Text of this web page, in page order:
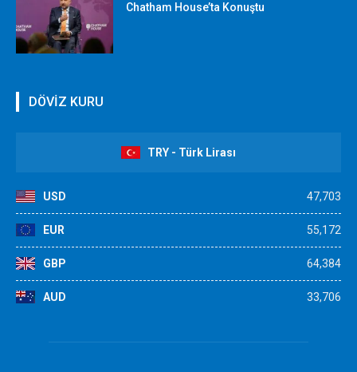
Chatham House’ta Konuştu
DÖVİZ KURU
TRY - Türk Lirası
USD 47,703
EUR 55,172
GBP 64,384
AUD 33,706